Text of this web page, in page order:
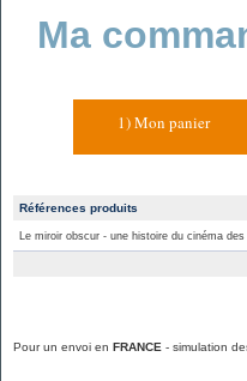
Ma
1) Mon panier
Références produits
Le miroir obscur - une histoire du cinéma
Pour un envoi en FRANCE - simulation